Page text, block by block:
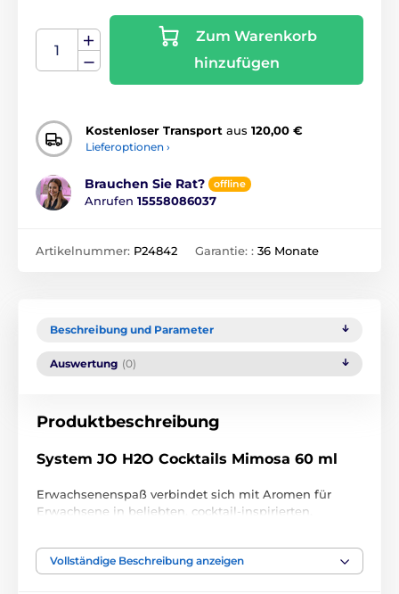
Zum Warenkorb
hinzufügen
Kostenloser Transport aus 120,00 €
Lieferoptionen ›
Brauchen Sie Rat? offline
Anrufen 15558086037
Artikelnummer: P24842 Garantie: : 36 Monate
Beschreibung und Parameter
Auswertung (0)
Produktbeschreibung
System JO H2O Cocktails Mimosa 60 ml
Erwachsenenspaß verbindet sich mit Aromen für
Erwachsene in beliebten, cocktail-inspirierten,
sinnliches, beruhigendes Gleiten und das seidig
glatte Gefühl sind ideal für jeden intimen Moment –
besonders beim Übergang von oralem Spiel zu
Vollständige Beschreibung anzeigen